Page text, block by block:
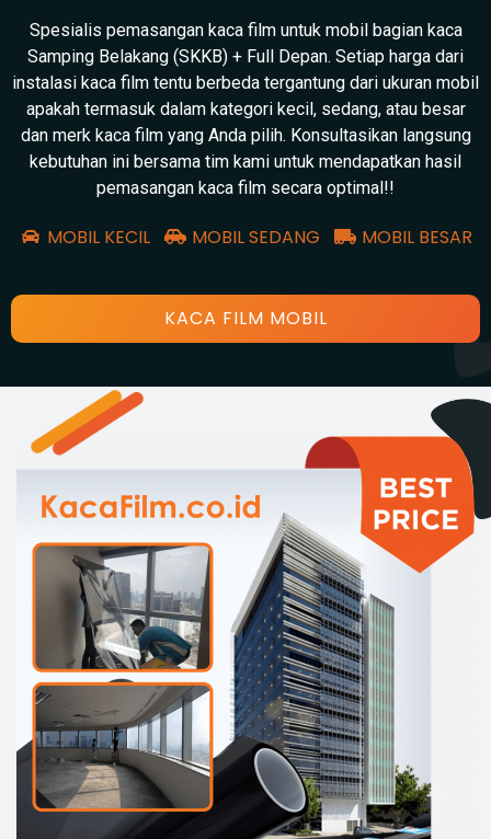
Spesialis pemasangan kaca film untuk mobil bagian kaca
Samping Belakang (SKKB) + Full Depan. Setiap harga dari
instalasi kaca film tentu berbeda tergantung dari ukuran mobil
apakah termasuk dalam kategori kecil, sedang, atau besar
dan merk kaca film yang Anda pilih. Konsultasikan langsung
kebutuhan ini bersama tim kami untuk mendapatkan hasil
pemasangan kaca film secara optimal!!
MOBIL KECIL MOBIL SEDANG MOBIL BESAR
KACA FILM MOBIL